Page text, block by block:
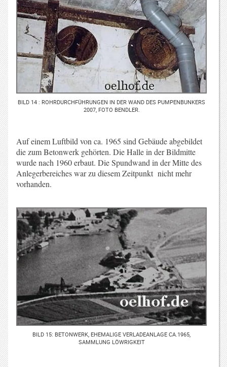
BILD 14 : ROHRDURCHFÜHRUNGEN IN DER WAND DES PUMPENBUNKERS
2007, FOTO BENDLER.
Auf einem Luftbild von ca. 1965 sind Gebäude abgebildet
die zum Betonwerk gehörten. Die Halle in der Bildmitte
wurde nach 1960 erbaut. Die Spundwand in der Mitte des
Anlegerbereiches war zu diesem Zeitpunkt nicht mehr
vorhanden.
BILD 15: BETONWERK, EHEMALIGE VERLADEANLAGE CA.1965,
SAMMLUNG LÖWRIGKEIT